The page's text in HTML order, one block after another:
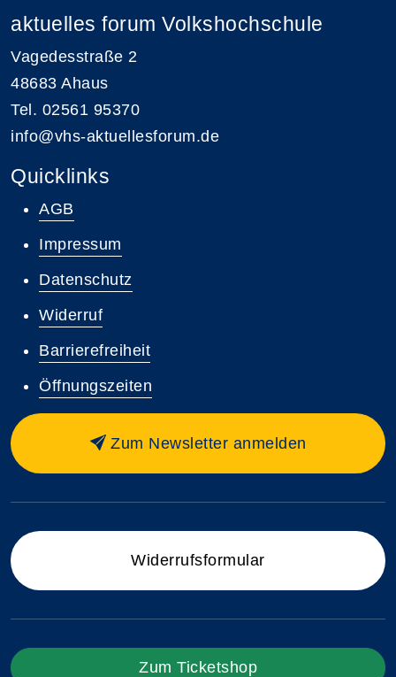
aktuelles forum Volkshochschule
Vagedesstraße 2
48683 Ahaus
Tel. 02561 95370
info@vhs-aktuellesforum.de
Quicklinks
AGB
Impressum
Datenschutz
Widerruf
Barrierefreiheit
Öffnungszeiten
Zum Newsletter anmelden
Widerrufsformular
Zum Ticketshop